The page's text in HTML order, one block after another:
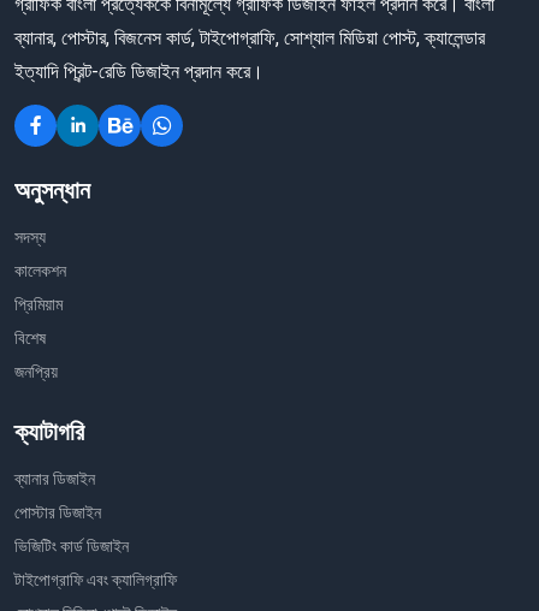
ব্যানার, পোস্টার, বিজনেস কার্ড, টাইপোগ্রাফি, সোশ্যাল মিডিয়া পোস্ট, ক্যালেন্ডার
ইত্যাদি প্রিন্ট-রেডি ডিজাইন প্রদান করে।
অনুসন্ধান
সদস্য
কালেকশন
প্রিমিয়াম
বিশেষ
জনপ্রিয়
ক্যাটাগরি
ব্যানার ডিজাইন
পোস্টার ডিজাইন
ভিজিটিং কার্ড ডিজাইন
টাইপোগ্রাফি এবং ক্যালিগ্রাফি